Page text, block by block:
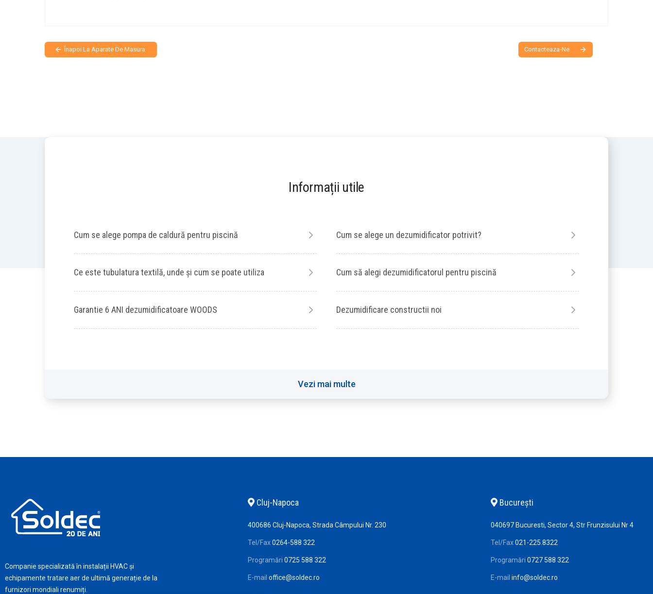
Înapoi La Aparate De Masura Contacteaza-Ne
Informații utile
Cum se alege pompa de caldură pentru piscină Cum se alege un dezumidificator potrivit?
Ce este tubulatura textilă, unde și cum se poate utiliza Cum să alegi dezumidificatorul pentru piscină
Garantie 6 ANI dezumidificatoare WOODS Dezumidificare constructii noi
Vezi mai multe
Companie specializată în instalații HVAC și
echipamente tratare aer de ultimă generație de la
furnizori mondiali renumiți.
Cluj-Napoca
400686 Cluj-Napoca, Strada Câmpului Nr. 230
Tel/Fax0264-588 322
Programări 0725 588 322
E-mail office@soldec.ro
Bucureşti
040697 Bucuresti, Sector 4, Str Frunzisului Nr 4
Tel/Fax021-225.8322
Programări 0727 588 322
E-mail info@soldec.ro